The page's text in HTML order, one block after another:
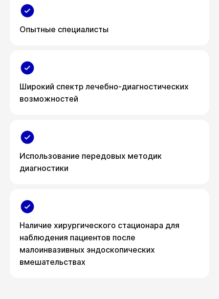
Опытные специалисты
Широкий спектр лечебно-диагностических
возможностей
Использование передовых методик
диагностики
Наличие хирургического стационара для
наблюдения пациентов после
малоинвазивных эндоскопических
вмешательствах